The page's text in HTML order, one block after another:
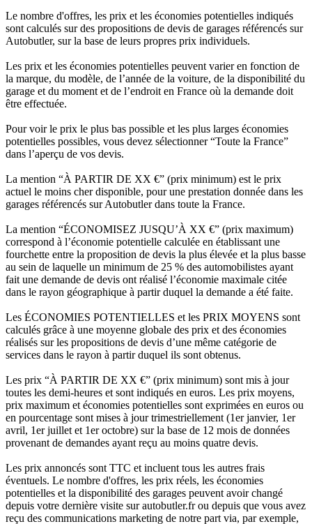
Le nombre d'offres, les prix et les économies potentielles indiqués
sont calculés sur des propositions de devis de garages référencés sur
Autobutler, sur la base de leurs propres prix individuels.
Les prix et les économies potentielles peuvent varier en fonction de
la marque, du modèle, de l’année de la voiture, de la disponibilité du
garage et du moment et de l’endroit en France où la demande doit
être effectuée.
Pour voir le prix le plus bas possible et les plus larges économies
potentielles possibles, vous devez sélectionner “Toute la France”
dans l’aperçu de vos devis.
La mention “À PARTIR DE XX €” (prix minimum) est le prix
actuel le moins cher disponible, pour une prestation donnée dans les
garages référencés sur Autobutler dans toute la France.
La mention “ÉCONOMISEZ JUSQU’À XX €” (prix maximum)
correspond à l’économie potentielle calculée en établissant une
fourchette entre la proposition de devis la plus élevée et la plus basse
au sein de laquelle un minimum de 25 % des automobilistes ayant
fait une demande de devis ont réalisé l’économie maximale citée
dans le rayon géographique à partir duquel la demande a été faite.
Les ÉCONOMIES POTENTIELLES et les PRIX MOYENS sont
calculés grâce à une moyenne globale des prix et des économies
réalisés sur les propositions de devis d’une même catégorie de
services dans le rayon à partir duquel ils sont obtenus.
Les prix “À PARTIR DE XX €” (prix minimum) sont mis à jour
toutes les demi-heures et sont indiqués en euros. Les prix moyens,
prix maximum et économies potentielles sont exprimées en euros ou
en pourcentage sont mises à jour trimestriellement (1er janvier, 1er
avril, 1er juillet et 1er octobre) sur la base de 12 mois de données
provenant de demandes ayant reçu au moins quatre devis.
Les prix annoncés sont TTC et incluent tous les autres frais
éventuels. Le nombre d'offres, les prix réels, les économies
potentielles et la disponibilité des garages peuvent avoir changé
depuis votre dernière visite sur autobutler.fr ou depuis que vous avez
reçu des communications marketing de notre part via, par exemple,